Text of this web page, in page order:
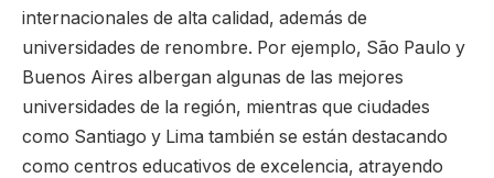
internacionales de alta calidad, además de
universidades de renombre. Por ejemplo, São Paulo y
Buenos Aires albergan algunas de las mejores
universidades de la región, mientras que ciudades
como Santiago y Lima también se están destacando
como centros educativos de excelencia, atrayendo